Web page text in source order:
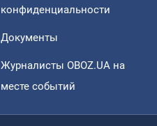
конфиденциальности
Документы
Журналисты OBOZ.UA на
месте событий